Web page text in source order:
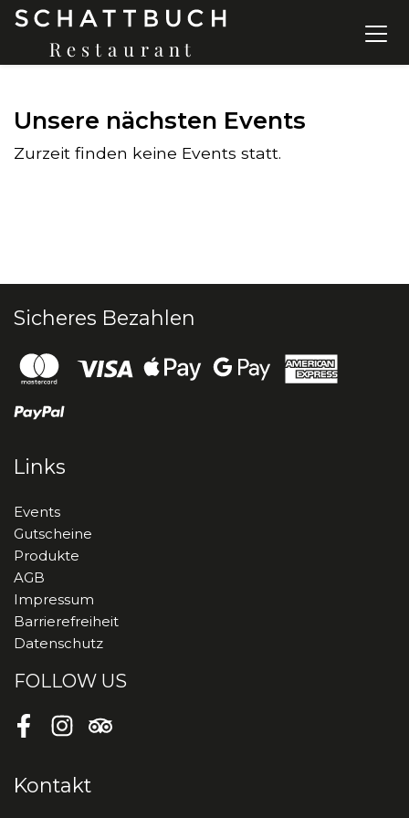
Unsere nächsten Events
Zurzeit finden keine Events statt.
Sicheres Bezahlen
Links
Events
Gutscheine
Produkte
AGB
Impressum
Barrierefreiheit
Datenschutz
FOLLOW US
Facebook
InstagramTripadvisor
Kontakt